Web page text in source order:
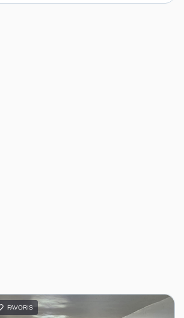
FAVORIS